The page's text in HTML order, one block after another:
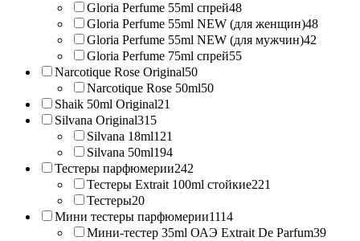
Gloria Perfume 55ml спрей48
Gloria Perfume 55ml NEW (для женщин)48
Gloria Perfume 55ml NEW (для мужчин)42
Gloria Perfume 75ml спрей55
Narcotique Rose Original50
Narcotique Rose 50ml50
Shaik 50ml Original21
Silvana Original315
Silvana 18ml121
Silvana 50ml194
Тестеры парфюмерии242
Тестеры Extrait 100ml стойкие221
Тестеры20
Мини тестеры парфюмерии1114
Мини-тестер 35ml ОАЭ Extrait De Parfum39